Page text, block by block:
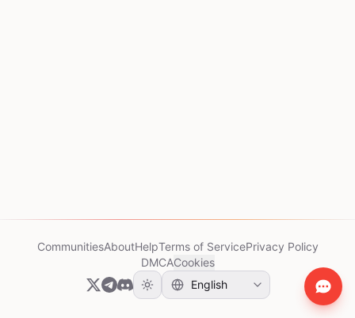
CommunitiesAboutHelpTerms of ServicePrivacy Policy
DMCACookies